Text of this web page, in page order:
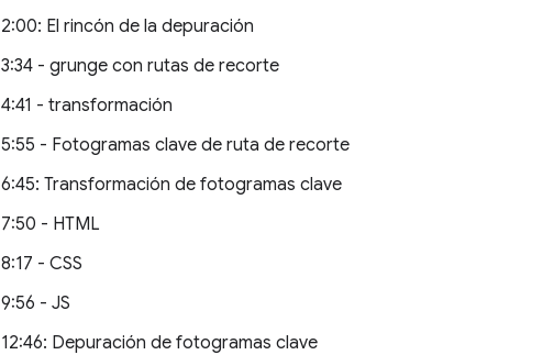
2:00: El rincón de la depuración
3:34 - grunge con rutas de recorte
4:41 - transformación
5:55 - Fotogramas clave de ruta de recorte
6:45: Transformación de fotogramas clave
7:50 - HTML
8:17 - CSS
9:56 - JS
12:46: Depuración de fotogramas clave